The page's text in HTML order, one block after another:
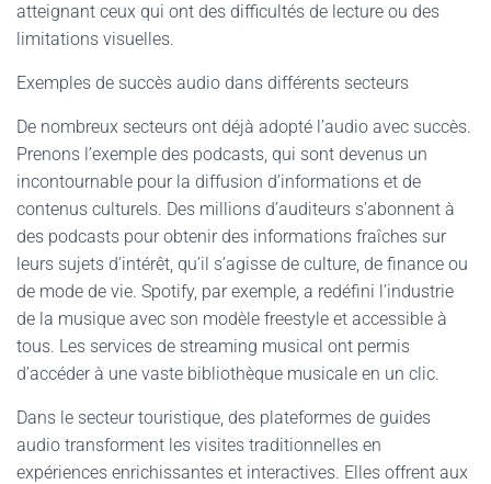
atteignant ceux qui ont des difficultés de lecture ou des
limitations visuelles.
Exemples de succès audio dans différents secteurs
De nombreux secteurs ont déjà adopté l’audio avec succès.
Prenons l’exemple des podcasts, qui sont devenus un
incontournable pour la diffusion d’informations et de
contenus culturels. Des millions d’auditeurs s’abonnent à
des podcasts pour obtenir des informations fraîches sur
leurs sujets d’intérêt, qu’il s’agisse de culture, de finance ou
de mode de vie. Spotify, par exemple, a redéfini l’industrie
de la musique avec son modèle freestyle et accessible à
tous. Les services de streaming musical ont permis
d’accéder à une vaste bibliothèque musicale en un clic.
Dans le secteur touristique, des plateformes de guides
audio transforment les visites traditionnelles en
expériences enrichissantes et interactives. Elles offrent aux